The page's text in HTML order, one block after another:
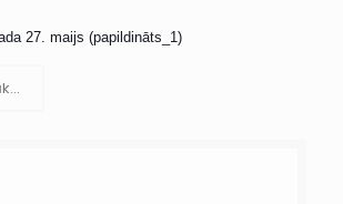
27. maijs (papildināts_1)